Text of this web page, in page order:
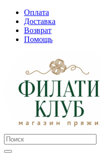
Оплата
Доставка
Возврат
Помощь